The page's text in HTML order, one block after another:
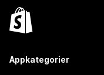
Appkategorier